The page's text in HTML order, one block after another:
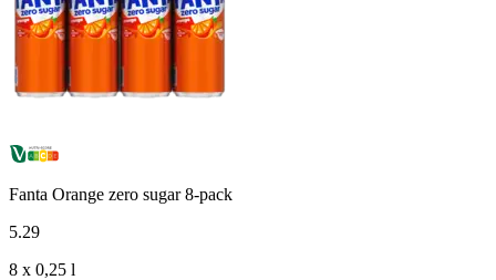
Fanta Orange zero sugar 8-pack
5.29
8 x 0,25 l